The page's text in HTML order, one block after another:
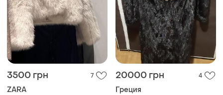
3500 грн 7
ZARA
20000 грн 4
Греция